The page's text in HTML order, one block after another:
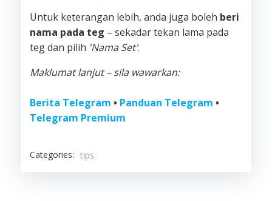
Untuk keterangan lebih, anda juga boleh beri
nama pada teg – sekadar tekan lama pada
teg dan pilih 'Nama Set'.
Maklumat lanjut – sila wawarkan:
Berita Telegram • Panduan Telegram •
Telegram Premium
Categories: tips